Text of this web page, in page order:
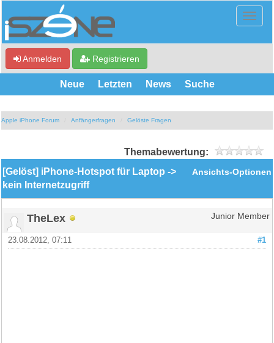
Anmelden Registrieren
Neue Letzten News Suche
Apple iPhone Forum Anfängerfragen Gelöste Fragen
Themabewertung:
Ansichts-Optionen
[Gelöst] iPhone-Hotspot für Laptop ->
kein Internetzugriff
TheLex Junior Member
#1
23.08.2012, 07:11